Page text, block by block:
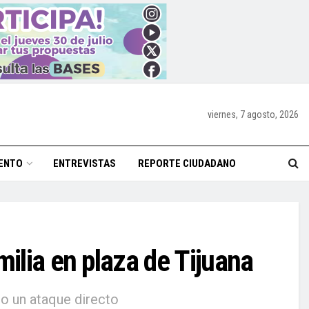
viernes, 7 agosto, 2026
ENTREVISTAS REPORTE CIUDADANO
en plaza de Tijuana
un ataque directo